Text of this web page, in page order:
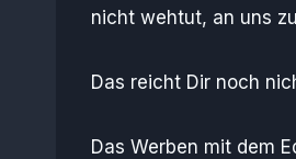
nicht wehtut, an uns
Das reicht Dir noch
Das Werben mit dem